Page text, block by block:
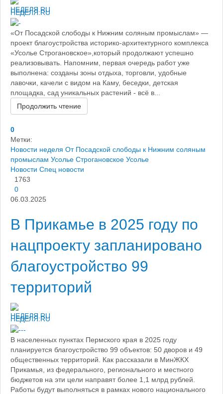
НЕДЕЛЯ.RU
«От Посадской слободы к Нижним соляным промыслам» —
проект благоустройства историко-архитектурного комплекса
«Усолье Строгановское»,который продолжают успешно
реализовывать. Напомним, первая очередь работ уже
выполнена: созданы зоны отдыха, торговли, удобные
лавочки, качели с видом на Каму, беседки, детская
площадка, сад уникальных растений - всё в...
Продолжить чтение
0
Метки:
Новости неделя От Посадской слободы к Нижним соляным
промыслам Усолье Строгановское Усолье
Новости Спец новости
1763
0
06.03.2025
В Прикамье в 2025 году по
нацпроекту запланировано
благоустройство 99
территорий
НЕДЕЛЯ.RU
В населенных пунктах Пермского края в 2025 году
планируется благоустройство 99 объектов: 50 дворов и 49
общественных территорий. Как рассказали в МинЖКХ
Прикамья, из федерального, регионального и местного
бюджетов на эти цели направят более 1,1 млрд рублей.
Работы будут выполняться в рамках нового национального